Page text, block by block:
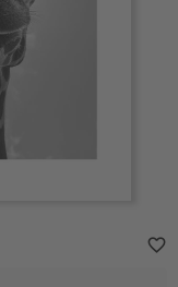
favorite_border